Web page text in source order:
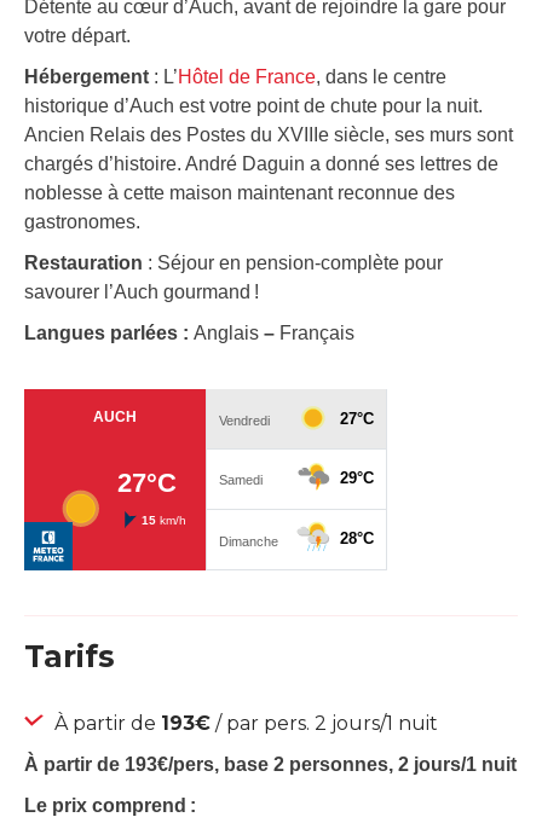
Détente au cœur d’Auch, avant de rejoindre la gare pour
votre départ.
Hébergement : L’Hôtel de France, dans le centre
historique d’Auch est votre point de chute pour la nuit.
Ancien Relais des Postes du XVIIIe siècle, ses murs sont
chargés d’histoire. André Daguin a donné ses lettres de
noblesse à cette maison maintenant reconnue des
gastronomes.
Restauration : Séjour en pension-complète pour
savourer l’Auch gourmand !
Langues parlées : Anglais – Français
Tarifs
À partir de 193€ / par pers. 2 jours/1 nuit
À partir de 193€/pers, base 2 personnes, 2 jours/1 nuit
Le prix comprend :